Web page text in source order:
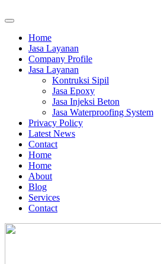
Home
Jasa Layanan
Company Profile
Jasa Layanan
Kontruksi Sipil
Jasa Epoxy
Jasa Injeksi Beton
Jasa Waterproofing System
Privacy Policy
Latest News
Contact
Home
Home
About
Blog
Services
Contact